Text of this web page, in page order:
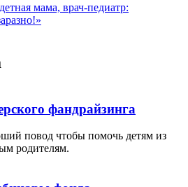
мама, врач-педиатр:
фандрайзинга
повод чтобы помочь детям из
родителям.